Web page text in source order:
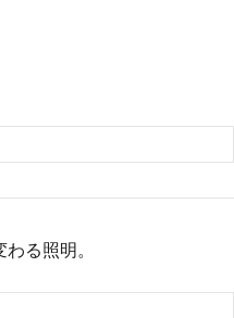
る照明。